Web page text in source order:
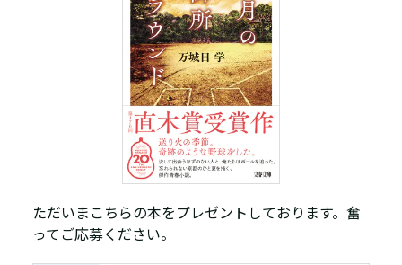
ただいまこちらの本をプレゼントしております。奮
ってご応募ください。